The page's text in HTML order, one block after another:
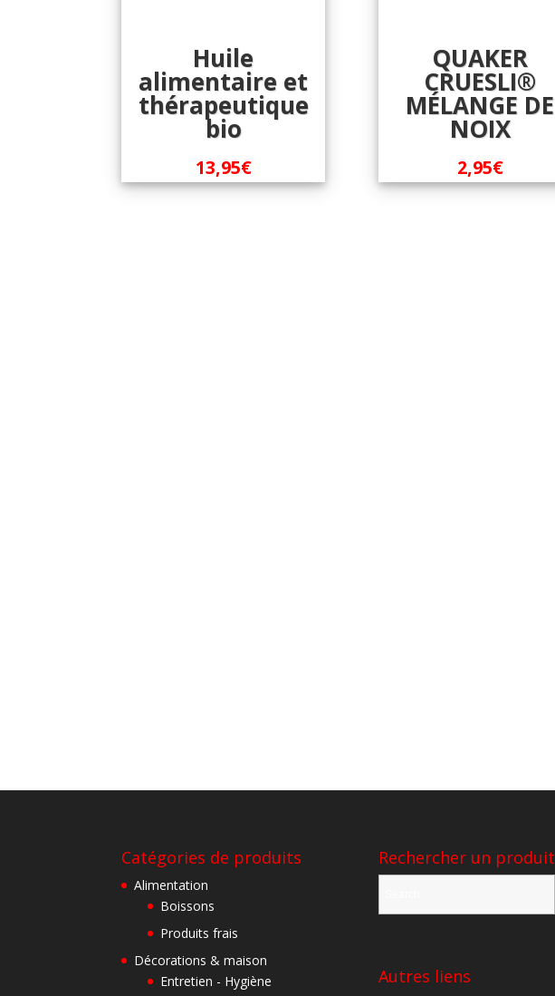
Huile
alimentaire et
thérapeutique
bio
13,95€
QUAKER
CRUESLI®
MÉLANGE DE
NOIX
2,95€
Catégories de produits
Alimentation
Boissons
Produits frais
Décorations & maison
Entretien - Hygiène
Rechercher un produit
Autres liens